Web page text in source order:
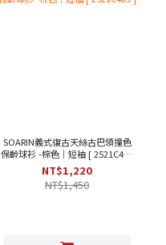
SOARIN義式復古天絲古巴領撞色
保齡球衫 -棕色｜短袖 [ 2521C409
]
NT$1,220
NT$1,450